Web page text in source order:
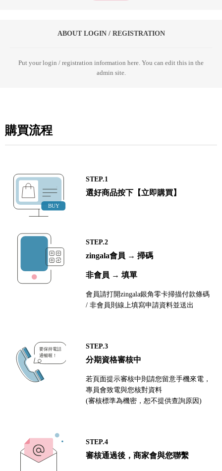
ABOUT LOGIN / REGISTRATION
Put your login / registration information here. You can edit this in the
admin site.
購買流程
STEP.1
選好商品按下【立即購買】
STEP.2
zingala會員 → 掃碼
非會員 → 填單
會員請打開zingala銀角零卡掃描付款條碼
/ 非會員則線上填寫申請資料並送出
STEP.3
分期資格審核中
若頁面提示審核中則請您留意手機來電，
專員會致電與您核對資料
(審核標準為機密，恕不提供查詢原因)
STEP.4
審核通過後，商家會與您聯繫